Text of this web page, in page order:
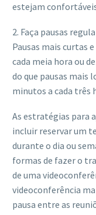
estejam
2. Faça pausas
Pausas mais curtas
cada meia hora ou
do que pausas mais
minutos a cada três
As estratégias para
incluir reservar um
durante o dia ou
formas de fazer o
de uma
videoconferência
pausa entre as